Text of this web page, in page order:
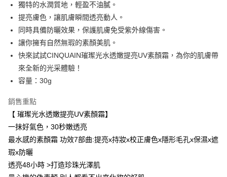
悠遊付
ATM付款
運送方式
付款後全家取貨
7-11取貨付款
每筆NT$85，滿NT$799(含以上)免運費
獨特的水潤質地，輕盈不油膩。
提亮膚色，讓肌膚瞬間透亮動人。
同時具備防曬效果，保護肌膚免受紫外線傷害。
讓你擁有自然無瑕的素顏美肌。
快來試試CINQUAIN璀璨光水透嫩提亮UV素顏霜，為你的肌膚帶
來全新的光采體驗！
容量：30g
銷售重點
【 璀璨光水透嫩提亮UV素顏霜】
一抹好氣色，30秒嫩透亮
最水感的素顏霜 功效7部曲:提亮x持妝x校正膚色x隱形毛孔x保濕x遮
瑕x防曬
透亮48小時 >打造珍珠光澤肌